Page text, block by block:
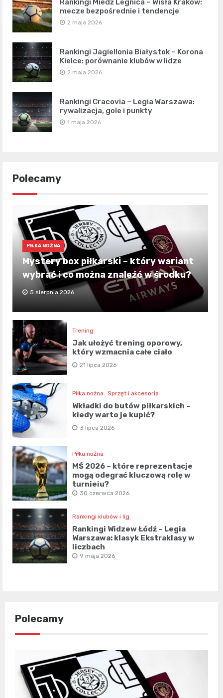
Rankingi Miedź Legnica – Wisła Kraków:
mecze bezpośrednie i tendencje
2 maja 2026
Rankingi Jagiellonia Białystok – Korona
Kielce: porównanie klubów w lidze
2 maja 2026
Rankingi Cracovia – Legia Warszawa:
rywalizacja, gole i punkty
1 maja 2026
Polecamy
PIŁKA NOŻNA
Mystery box piłkarski – który wariant
wybrać i co można znaleźć w środku?
5 sierpnia 2026
Trening
Jak ułożyć trening oporowy,
który wzmacnia całe ciało
21 lipca 2026
Piłka nożna Sprzęt i akcesoria
Wkładki do butów piłkarskich –
kiedy warto je kupić?
3 lipca 2026
Piłka nożna
MŚ 2026 – które reprezentacje
mogą odegrać kluczową rolę w
turnieju?
30 czerwca 2026
Rankingi klubów i lig
Rankingi Widzew Łódź – Legia
Warszawa: klasyk Ekstraklasy w
liczbach
9 maja 2026
Polecamy